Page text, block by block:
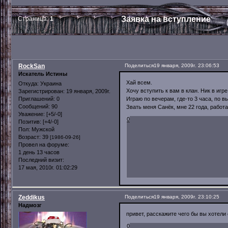
Заявка на вступление
Страница:1
Поделиться19 января, 2009г. 23:06:53
RockSan
Искатель Истины
Откуда: Украина
Зарегистрирован: 19 января, 2009г.
Приглашений: 0
Сообщений: 90
Уважение: [+5/-0]
Позитив: [+4/-0]
Пол: Мужской
Возраст: 39 [1986-09-26]
Провел на форуме:
1 день 13 часов
Последний визит:
17 мая, 2010г. 01:02:29
Хай всем.
Хочу вступить к вам в клан. Ник в
Играю по вечерам, где-то 3 часа, по
Звать меня Санёк, мне 22 года,
0
Поделиться19 января, 2009г. 23:10:25
Zeddikus
Надмозг
привет, расскажите чего бы вы
0